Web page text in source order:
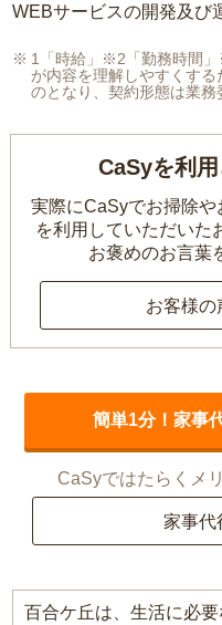
WEBサービスの開発及び
1「時給」※2「勤務時間
が内容を理解しやすくす
のとなり、契約形態は業務
CaSyを利
実際にCaSyでお掃除
を利用していただいた
お褒めのお言葉
お客様の
簡単1分！家事
CaSyではたらくメ
家事代
百合ケ丘は、生活に必